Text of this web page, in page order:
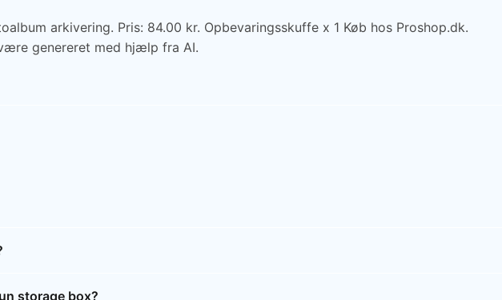
arkivering. Pris: 84.00 kr. Opbevaringsskuffe x 1 Køb hos Proshop.dk.
genereret med hjælp fra AI.
storage box?